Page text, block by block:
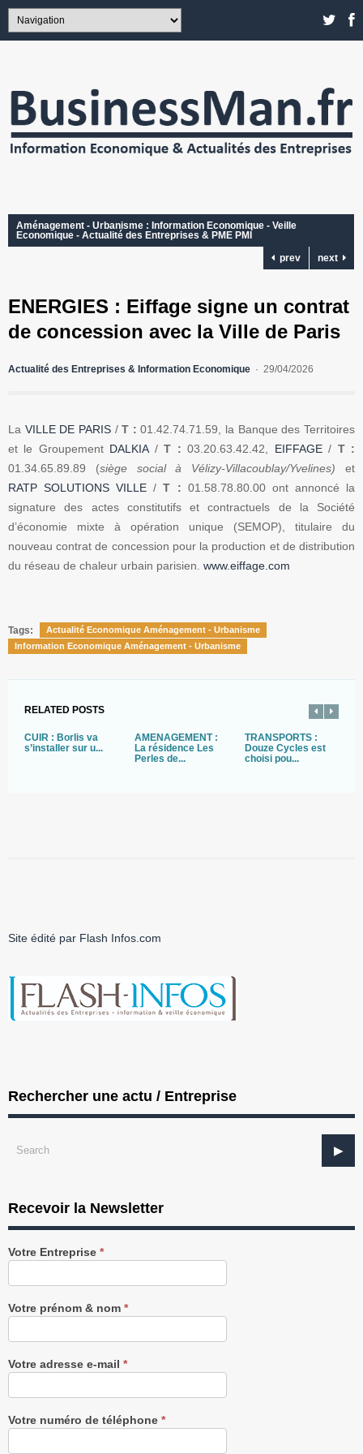
Aménagement - Urbanisme : Information Economique - Veille
Economique - Actualité des Entreprises & PME PMI
prev
next
ENERGIES : Eiffage signe un contrat
de concession avec la Ville de Paris
Actualité des Entreprises & Information Economique 29/04/2026
La VILLE DE PARIS/T : 01.42.74.71.59, la Banque des Territoires
et le Groupement DALKIA/T : 03.20.63.42.42, EIFFAGE/ T :
01.34.65.89.89 (siège social à Vélizy-Villacoublay/Yvelines)et
RATP SOLUTIONS VILLE /T : 01.58.78.80.00 ont annoncé la
signature des actes constitutifs et contractuels de la Société
d’économie mixte à opération unique (SEMOP), titulaire du
nouveau contrat de concession pour la production et de distribution
du réseau de chaleur urbain parisien. www.eiffage.com
Tags:
Actualité Economique Aménagement - Urbanisme
Information Economique Aménagement - Urbanisme
RELATED POSTS
CUIR : Borlis va
s’installer sur u...
AMÉNAGEMENT :
La résidence Les
Perles de...
TRANSPORTS :
Douze Cycles est
choisi pou...
Site édité par Flash Infos.com
Rechercher une actu / Entreprise
Recevoir la Newsletter
Recevez
notre
gratuitement
Votre Entreprise *
Votre prénom & nom *
Votre adresse e-mail *
Votre numéro de téléphone *